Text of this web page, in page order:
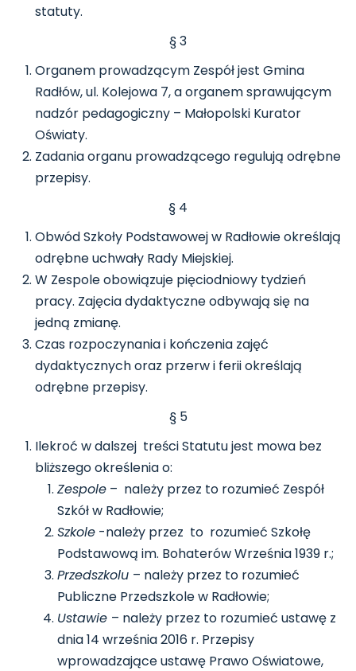
statuty.
§ 3
Organem prowadzącym Zespół jest Gmina
Radłów, ul. Kolejowa 7, a organem sprawującym
nadzór pedagogiczny – Małopolski Kurator
Oświaty.
Zadania organu prowadzącego regulują odrębne
przepisy.
§ 4
Obwód Szkoły Podstawowej w Radłowie określają
odrębne uchwały Rady Miejskiej.
W Zespole obowiązuje pięciodniowy tydzień
pracy. Zajęcia dydaktyczne odbywają się na
jedną zmianę.
Czas rozpoczynania i kończenia zajęć
dydaktycznych oraz przerw i ferii określają
odrębne przepisy.
§ 5
Ilekroć w dalszej treści Statutu jest mowa bez
bliższego określenia o:
Zespole – należy przez to rozumieć Zespół
Szkół w Radłowie;
Szkole -należy przez to rozumieć Szkołę
Podstawową im. Bohaterów Września 1939 r.;
Przedszkolu – należy przez to rozumieć
Publiczne Przedszkole w Radłowie;
Ustawie – należy przez to rozumieć ustawę z
dnia 14 września 2016 r. Przepisy
wprowadzające ustawę Prawo Oświatowe,